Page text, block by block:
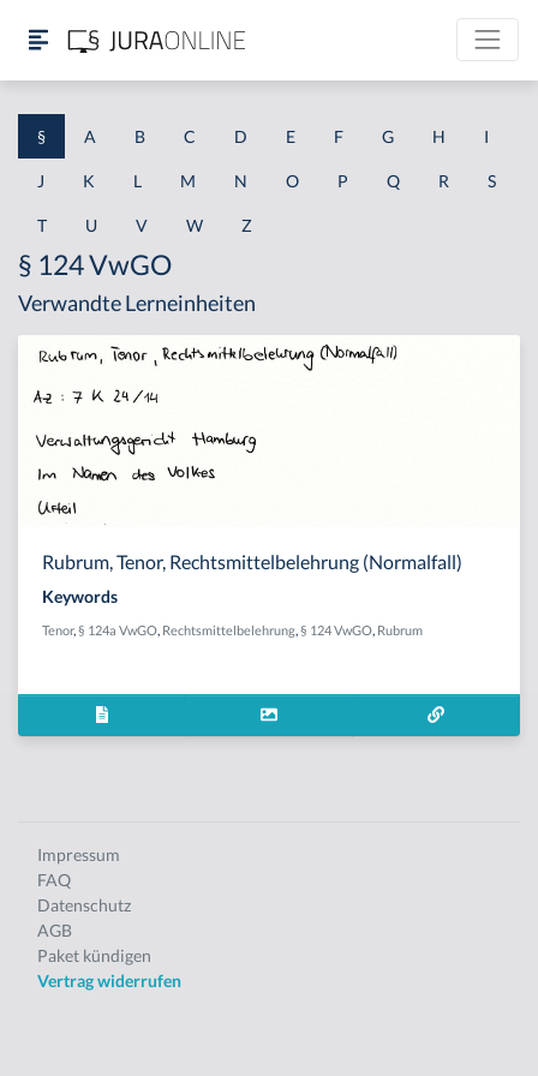
§ A B C D E F G H I
J K L M N O P Q R S
T U V W Z
§ 124 VwGO
Verwandte Lerneinheiten
Rubrum, Tenor, Rechtsmittelbelehrung (Normalfall)
Keywords
Tenor, § 124a VwGO Rechtsmittelbelehrung § 124 VwGO Rubrum
Impressum
FAQ
Datenschutz
AGB
Paket kündigen
Vertrag widerrufen